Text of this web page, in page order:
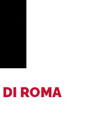
ROMA